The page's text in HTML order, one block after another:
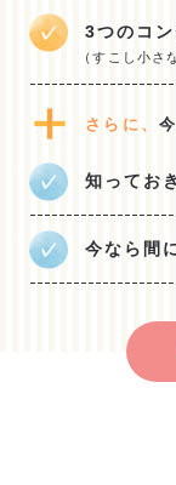
3つのコ
（すこし小さ
さらに、
知ってお
今なら間